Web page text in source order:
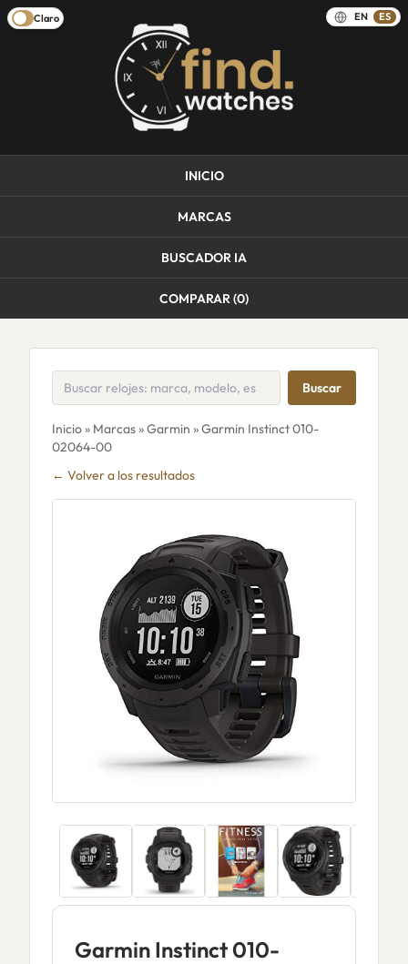
Claro EN ES
INICIO
MARCAS
BUSCADOR IA
COMPARAR (0)
Buscar
Inicio» Marcas»Garmin » Garmin Instinct 010-
02064-00
← Volver a los resultados
Garmin Instinct 010-